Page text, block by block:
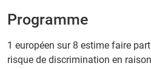
Programme
1 européen sur 8 estime faire
risque de discrimination en